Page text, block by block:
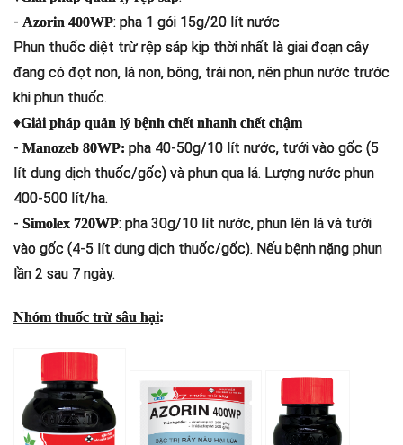
- Azorin 400WP: pha 1 gói 15g/20 lít nước
Phun thuốc diệt trừ rệp sáp kịp thời nhất là giai đoạn cây
đang có đọt non, lá non, bông, trái non, nên phun nước trước
khi phun thuốc.
♦Giải pháp quản lý bệnh chết nhanh chết chậm
- Manozeb 80WP: pha 40-50g/10 lít nước, tưới vào gốc (5
lít dung dịch thuốc/gốc) và phun qua lá. Lượng nước phun
400-500 lít/ha.
- Simolex 720WP: pha 30g/10 lít nước, phun lên lá và tưới
vào gốc (4-5 lít dung dịch thuốc/gốc). Nếu bệnh nặng phun
lần 2 sau 7 ngày.
Nhóm thuốc trừ sâu hại: